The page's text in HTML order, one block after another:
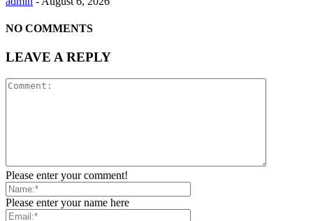
NO COMMENTS
LEAVE A REPLY
Please enter your comment!
Please enter your name here